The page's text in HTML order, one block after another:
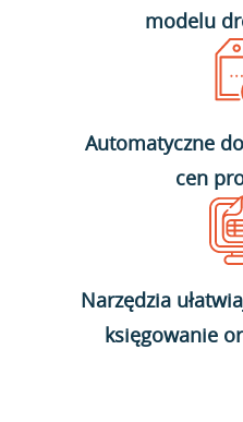
modelu
Automatyczne
cen
Narzędzia
księgowanie